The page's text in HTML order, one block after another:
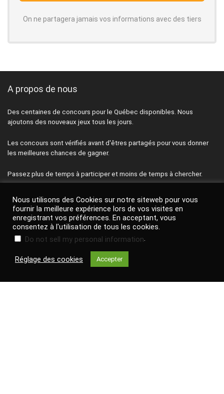
On ne partagera jamais vos informations avec des tiers
A propos de nous
Des centaines de concours pour le Québec disponibles. Nous
ajoutons des nouveaux jeux tous les jours.
Les concours sont vérifiés avant d'êtres partagés pour vous donner
les meilleures chances de gagner.
Passez plus de temps à participer et moins de temps à chercher.
Pensez à nous suivre sur Facebook et à vous inscrire à l'infolettre
quotidienne pour être les premiers informés des meilleurs bons plans
de la journée.
Contactez-nous| Politique de confidentialité|
Termes & conditions|Avis de non-responsabilité
Nous utilisons des Cookies sur notre siteweb pour vous
fournir la meilleure expérience lors de vos visites en
enregistrant vos préférences. En acceptant, vous
consentez à l'utilisation de tous les cookies.
Do not sell my personal information.
Réglage des cookies Accepter